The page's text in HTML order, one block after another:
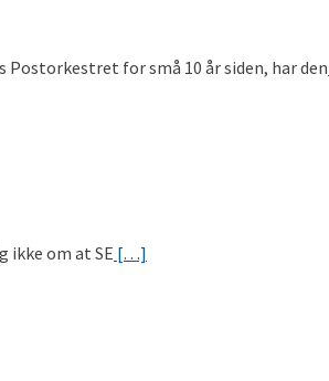
for små 10 år siden, har den
ikke om at SE […]